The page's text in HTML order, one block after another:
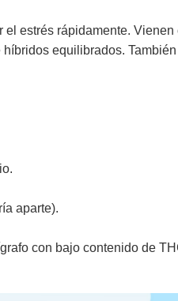
estrés rápidamente.
equilibrados.
aparte).
con bajo contenido de